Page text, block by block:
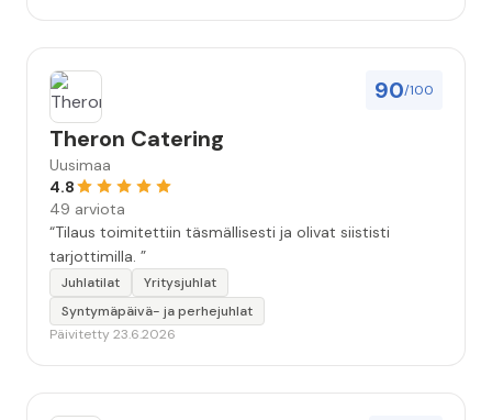
90/100
Theron Catering
Uusimaa
4.8
49 arviota
“Tilaus toimitettiin täsmällisesti ja olivat siististi
tarjottimilla. ”
Juhlatilat
Yritysjuhlat
Syntymäpäivä- ja perhejuhlat
Päivitetty 23.6.2026